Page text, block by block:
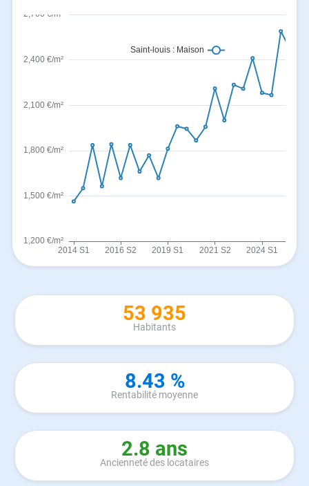
53 935
Habitants
8.43 %
Rentabilité moyenne
2.8 ans
Ancienneté des locataires